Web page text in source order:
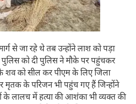
से जा रहे थे तब उन्होंने लाश को पड़ा
पुलिस को दी पुलिस ने मौके पर पहुंचकर
शव को सील कर पीएम के लिए जिला
मृतक के परिजन भी पहुंच गए हैं जिन्होंने
के लालच में हत्या की आशंका भी व्यक्त की